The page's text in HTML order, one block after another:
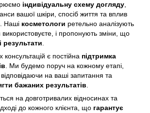
індивідуальну схему догляду,
вашої шкіри, спосіб життя та вплив
Наші косметологи ретельно аналізують
використовуєте, і пропонують зміни, що
результати.
є постійна підтримка
. Ми будемо поруч на кожному етапі,
на ваші запитання та
бажаних результатів.
на довготривалих відносинах та
до кожного клієнта, що гарантує